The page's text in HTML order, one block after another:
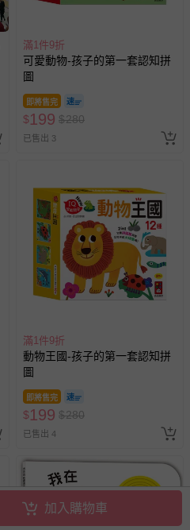
滿1件9折
可愛動物-孩子的第一套認知拼
圖
即將售完
$199 $280
已售出 3
滿1件9折
動物王國-孩子的第一套認知拼
圖
即將售完
$199 $280
已售出 4
加入購物車